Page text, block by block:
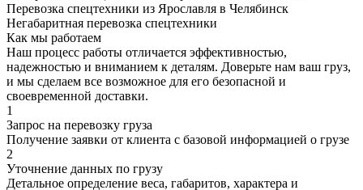
Перевозка спецтехники из Ярославля в Челябинск
Негабаритная перевозка спецтехники
Как мы работаем
Наш процесс работы отличается эффективностью,
надежностью и вниманием к деталям. Доверьте нам ваш груз,
и мы сделаем все возможное для его безопасной и
своевременной доставки.
1
Запрос на перевозку груза
Получение заявки от клиента с базовой информацией о грузе
2
Уточнение данных по грузу
Детальное определение веса, габаритов, характера и